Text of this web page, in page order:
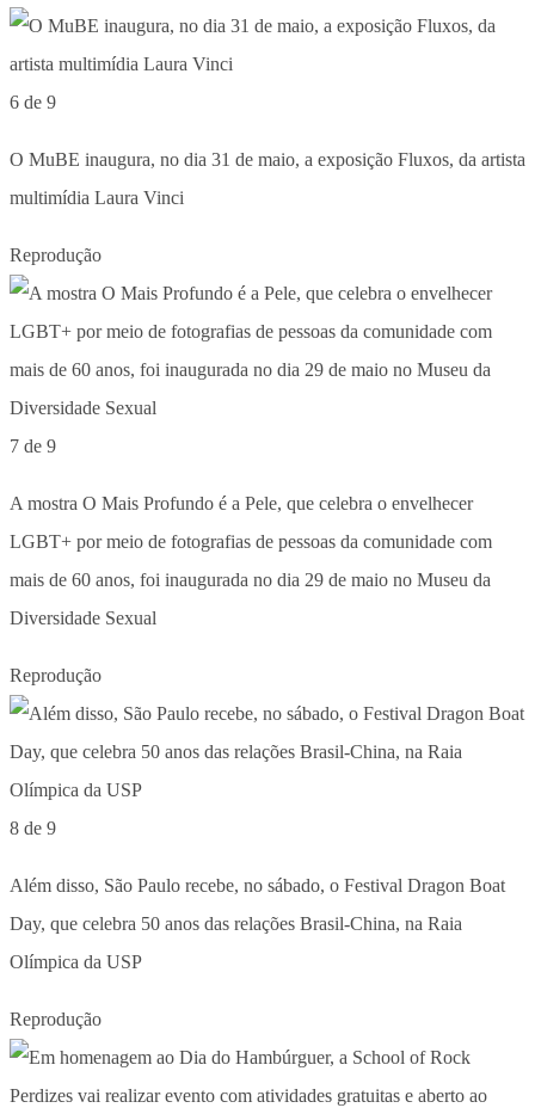
6 de 9
O MuBE inaugura, no dia 31 de maio, a exposição Fluxos, da artista
multimídia Laura Vinci
Reprodução
7 de 9
A mostra O Mais Profundo é a Pele, que celebra o envelhecer
LGBT+ por meio de fotografias de pessoas da comunidade com
mais de 60 anos, foi inaugurada no dia 29 de maio no Museu da
Diversidade Sexual
Reprodução
8 de 9
Além disso, São Paulo recebe, no sábado, o Festival Dragon Boat
Day, que celebra 50 anos das relações Brasil-China, na Raia
Olímpica da USP
Reprodução